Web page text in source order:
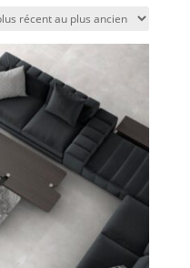
plus
récent
au
plus
ancien